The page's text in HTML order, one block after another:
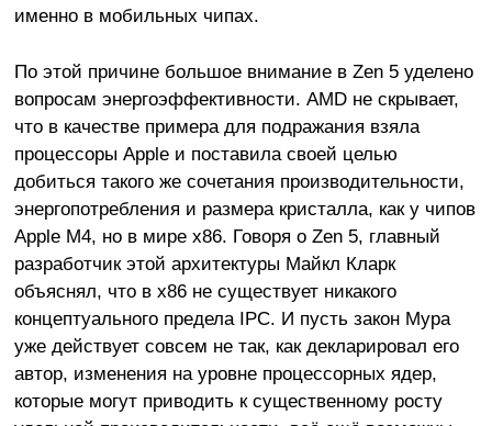
именно в мобильных чипах.
По этой причине большое внимание в Zen 5 уделено
вопросам энергоэффективности. AMD не скрывает,
что в качестве примера для подражания взяла
процессоры Apple и поставила своей целью
добиться такого же сочетания производительности,
энергопотребления и размера кристалла, как у чипов
Apple M4, но в мире x86. Говоря о Zen 5, главный
разработчик этой архитектуры Майкл Кларк
объяснял, что в x86 не существует никакого
концептуального предела IPC. И пусть закон Мура
уже действует совсем не так, как декларировал его
автор, изменения на уровне процессорных ядер,
которые могут приводить к существенному росту